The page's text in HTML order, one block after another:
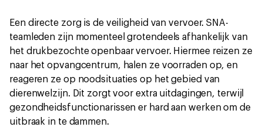
Een directe zorg is de veiligheid van vervoer. SNA-
teamleden zijn momenteel grotendeels afhankelijk van
het drukbezochte openbaar vervoer. Hiermee reizen ze
naar het opvangcentrum, halen ze voorraden op, en
reageren ze op noodsituaties op het gebied van
dierenwelzijn. Dit zorgt voor extra uitdagingen, terwijl
gezondheidsfunctionarissen er hard aan werken om de
uitbraak in te dammen.